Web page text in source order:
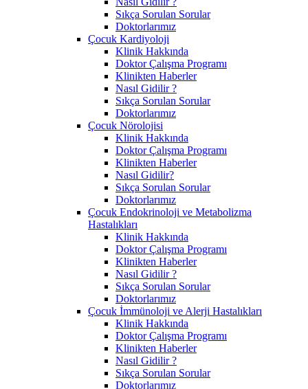
Sıkça Sorulan Sorular
Doktorlarımız
Çocuk Kardiyoloji
Klinik Hakkında
Doktor Çalışma Programı
Klinikten Haberler
Nasıl Gidilir ?
Sıkça Sorulan Sorular
Doktorlarımız
Çocuk Nörolojisi
Klinik Hakkında
Doktor Çalışma Programı
Klinikten Haberler
Nasıl Gidilir?
Sıkça Sorulan Sorular
Doktorlarımız
Çocuk Endokrinoloji ve Metabolizma
Hastalıkları
Klinik Hakkında
Doktor Çalışma Programı
Klinikten Haberler
Nasıl Gidilir ?
Sıkça Sorulan Sorular
Doktorlarımız
Çocuk İmmünoloji ve Alerji Hastalıkları
Klinik Hakkında
Doktor Çalışma Programı
Klinikten Haberler
Nasıl Gidilir ?
Sıkça Sorulan Sorular
Doktorlarımız